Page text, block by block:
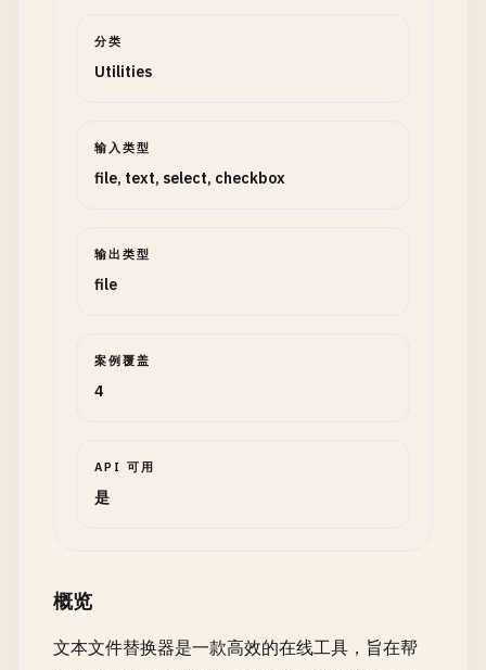
分类
Utilities
输入类型
file, text, select, checkbox
输出类型
file
案例覆盖
4
API 可用
是
概览
文本文件替换器是一款高效的在线工具，旨在帮